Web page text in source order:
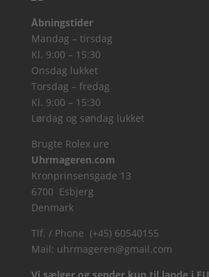
Åbningstider
Mandag – tirsdag
Kl. 9:00 – 15:30
Onsdag lukket
Torsdag – fredag
Kl. 9:00 – 15:30
Lørdag og søndag lukket
Brugte Rolex ure
Uhrmageren.com
Kronprinsensgade 13
6700 Esbjerg
Denmark
Tlf. / Phone (+45) 60540155
Mail: uhrmageren@gmail.com